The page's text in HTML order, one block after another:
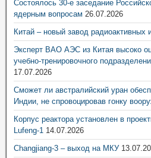
Состоялось 30-е заседание
ядерным вопросам 26.07.2026
Китай – новый завод радиоактивных
Эксперт ВАО АЭС из Китая высоко
учебно-тренировочного
17.07.2026
Сможет ли австралийский уран
Индии, не спровоцировав гонку
Корпус реактора установлен в
Lufeng-1 14.07.2026
Changjiang-3 – выход на МКУ